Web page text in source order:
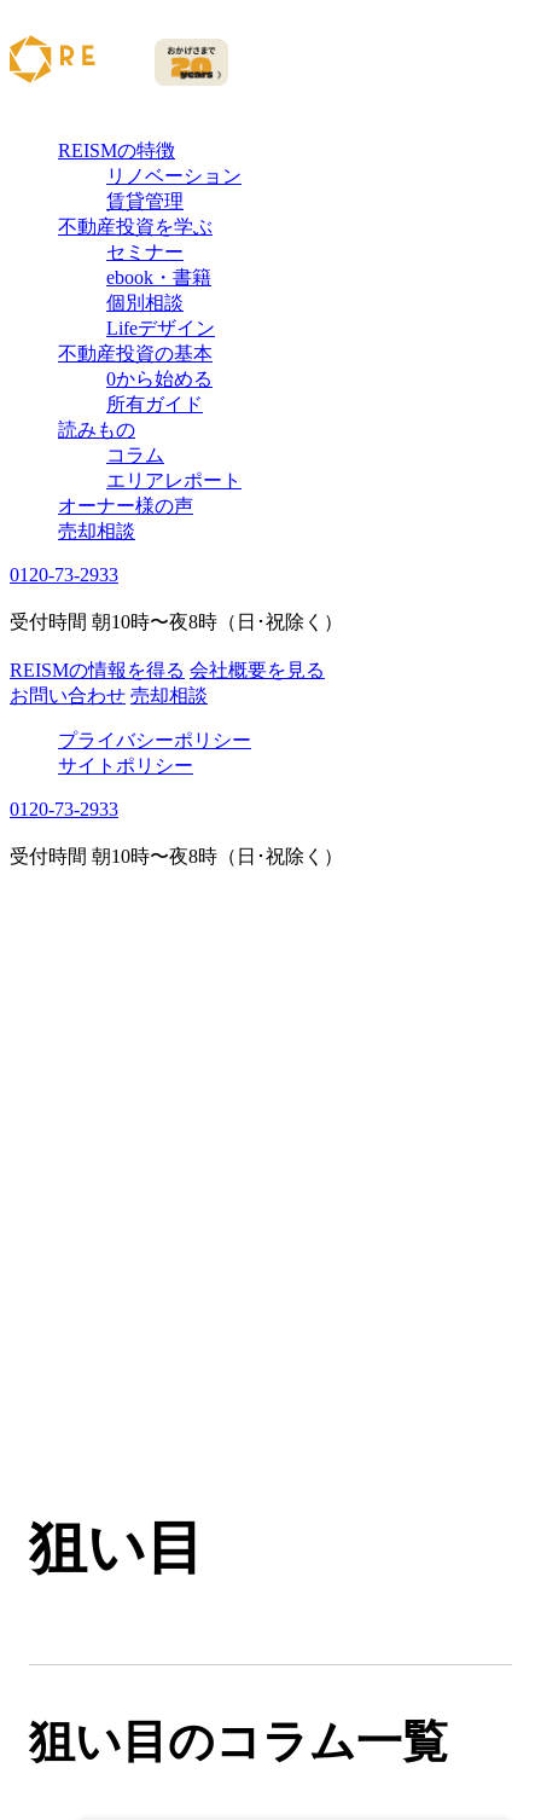
REISMの特徴
リノベーション
賃貸管理
不動産投資を学ぶ
セミナー
ebook・書籍
個別相談
Lifeデザイン
不動産投資の基本
0から始める
所有ガイド
読みもの
コラム
エリアレポート
オーナー様の声
売却相談
0120-73-2933
受付時間 朝10時〜夜8時（日･祝除く）
REISMの情報を得る 会社概要を見る
お問い合わせ 売却相談
プライバシーポリシー
サイトポリシー
0120-73-2933
受付時間 朝10時〜夜8時（日･祝除く）
狙い目
狙い目のコラム一覧